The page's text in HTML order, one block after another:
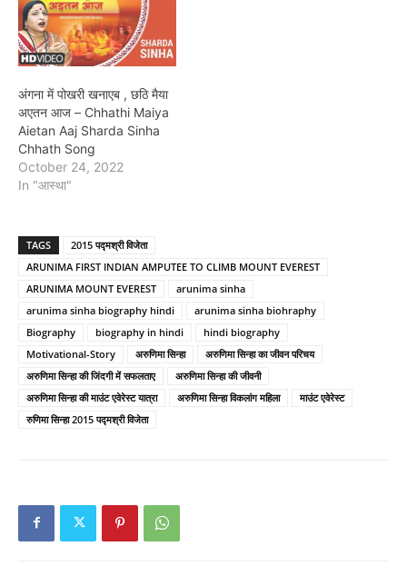
अंगना में पोखरी खनाएब , छठि मैया
अएतन आज – Chhathi Maiya
Aietan Aaj Sharda Sinha
Chhath Song
October 24, 2022
In "आस्था"
TAGS
2015 पद्मश्री विजेता
ARUNIMA FIRST INDIAN AMPUTEE TO CLIMB MOUNT EVEREST
ARUNIMA MOUNT EVEREST
arunima sinha
arunima sinha biography hindi
arunima sinha biohraphy
Biography
biography in hindi
hindi biography
Motivational-Story
अरुणिमा सिन्हा
अरुणिमा सिन्हा का जीवन परिचय
अरुणिमा सिन्हा की जिंदगी में सफलताए
अरुणिमा सिन्हा की जीवनी
अरुणिमा सिन्हा की माउंट एवेरेस्ट यात्रा
अरुणिमा सिन्हा विकलांग महिला
माउंट एवेरेस्ट
रुणिमा सिन्हा 2015 पद्मश्री विजेता